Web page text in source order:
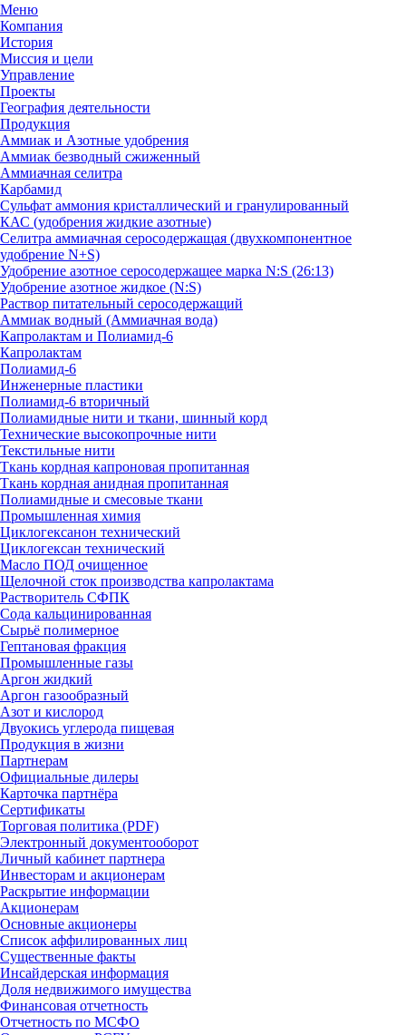
Меню
Компания
История
Миссия и цели
Управление
Проекты
География деятельности
Продукция
Аммиак и Азотные удобрения
Аммиак безводный сжиженный
Аммиачная селитра
Карбамид
Сульфат аммония кристаллический и гранулированный
КАС (удобрения жидкие азотные)
Селитра аммиачная серосодержащая (двухкомпонентное
удобрение N+S)
Удобрение азотное серосодержащее марка N:S (26:13)
Удобрение азотное жидкое (N:S)
Раствор питательный серосодержащий
Аммиак водный (Аммиачная вода)
Капролактам и Полиамид-6
Капролактам
Полиамид-6
Инженерные пластики
Полиамид-6 вторичный
Полиамидные нити и ткани, шинный корд
Технические высокопрочные нити
Текстильные нити
Ткань кордная капроновая пропитанная
Ткань кордная анидная пропитанная
Полиамидные и смесовые ткани
Промышленная химия
Циклогексанон технический
Циклогексан технический
Масло ПОД очищенное
Щелочной сток производства капролактама
Растворитель СФПК
Сода кальцинированная
Сырьё полимерное
Гептановая фракция
Промышленные газы
Аргон жидкий
Аргон газообразный
Азот и кислород
Двуокись углерода пищевая
Продукция в жизни
Партнерам
Официальные дилеры
Карточка партнёра
Сертификаты
Торговая политика (PDF)
Электронный документооборот
Личный кабинет партнера
Инвесторам и акционерам
Раскрытие информации
Акционерам
Основные акционеры
Список аффилированных лиц
Существенные факты
Инсайдерская информация
Доля недвижимого имущества
Финансовая отчетность
Отчетность по МСФО